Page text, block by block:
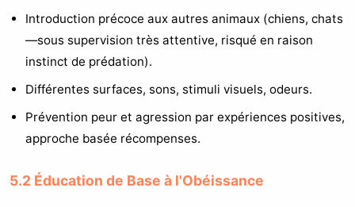
Introduction précoce aux autres animaux (chiens, chats
—sous supervision très attentive, risqué en raison
instinct de prédation).
Différentes surfaces, sons, stimuli visuels, odeurs.
Prévention peur et agression par expériences positives,
approche basée récompenses.
5.2 Éducation de Base à l'Obéissance